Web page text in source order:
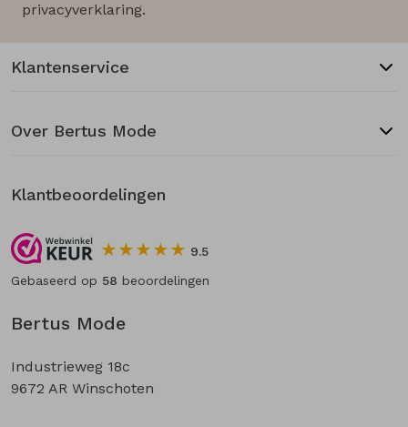
privacyverklaring.
Bertus Mode
Industrieweg 18c
9672 AR Winschoten
Klantenservice
Over Bertus Mode
Klantbeoordelingen
9.5
Gebaseerd op 58 beoordelingen